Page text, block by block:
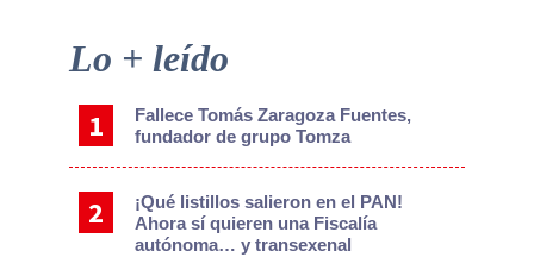
Primary
Lo + leído
Fallece Tomás Zaragoza Fuentes,
fundador de grupo Tomza
¡Qué listillos salieron en el PAN!
Ahora sí quieren una Fiscalía
autónoma… y transexenal